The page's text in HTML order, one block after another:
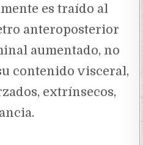
es traído al
anteroposterior
aumentado, no
contenido visceral,
extrínsecos,